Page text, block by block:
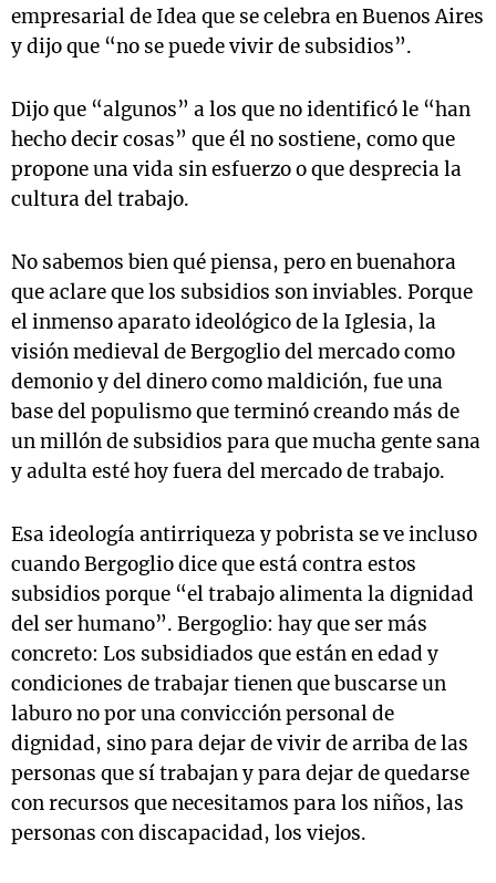
empresarial de Idea que se celebra en Buenos Aires
y dijo que “no se puede vivir de subsidios”.
Dijo que “algunos” a los que no identificó le “han
hecho decir cosas” que él no sostiene, como que
propone una vida sin esfuerzo o que desprecia la
cultura del trabajo.
No sabemos bien qué piensa, pero en buenahora
que aclare que los subsidios son inviables. Porque
el inmenso aparato ideológico de la Iglesia, la
visión medieval de Bergoglio del mercado como
demonio y del dinero como maldición, fue una
base del populismo que terminó creando más de
un millón de subsidios para que mucha gente sana
y adulta esté hoy fuera del mercado de trabajo.
Esa ideología antirriqueza y pobrista se ve incluso
cuando Bergoglio dice que está contra estos
subsidios porque “el trabajo alimenta la dignidad
del ser humano”. Bergoglio: hay que ser más
concreto: Los subsidiados que están en edad y
condiciones de trabajar tienen que buscarse un
laburo no por una convicción personal de
dignidad, sino para dejar de vivir de arriba de las
personas que sí trabajan y para dejar de quedarse
con recursos que necesitamos para los niños, las
personas con discapacidad, los viejos.